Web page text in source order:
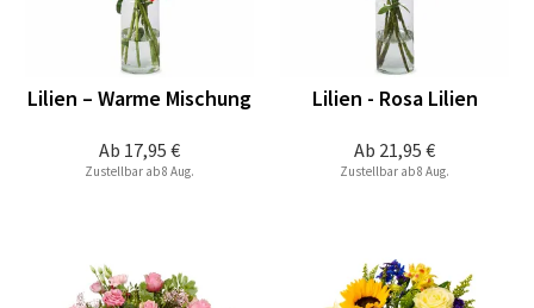
Ab 17,95 €
Lilien – Warme Mischung
Zustellbar ab 8 Aug.
Ab 21,95 €
Lilien - Rosa Lilien
Zustellbar ab 8 Aug.